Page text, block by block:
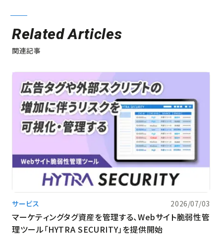
Related Articles
関連記事
サービス 2026/07/03
マーケティングタグ資産を管理する、Webサイト脆弱性管
理ツール「HYTRA SECURITY」を提供開始